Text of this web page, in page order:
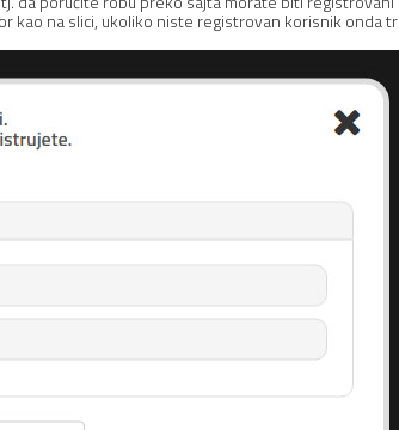
kao na slici, ukoliko niste registrovan korisnik onda